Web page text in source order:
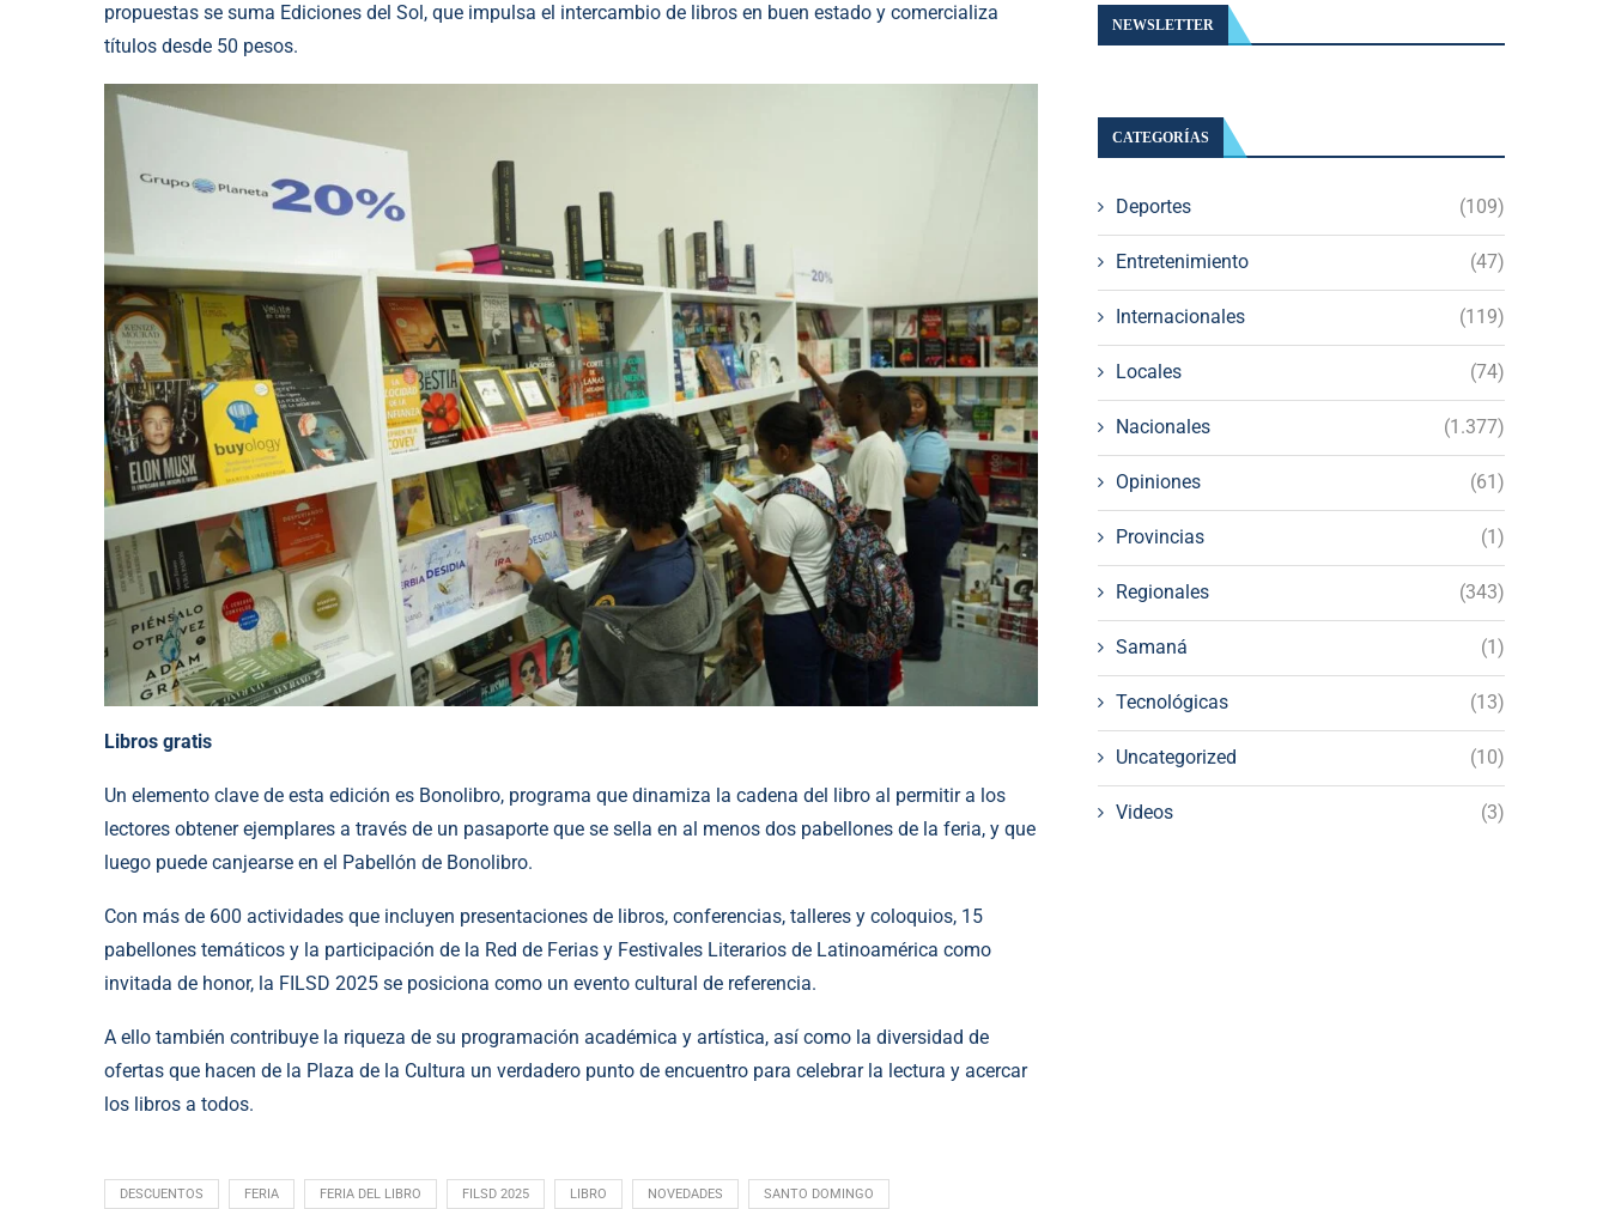
propuestas se suma Ediciones del Sol, que impulsa el intercambio de libros en buen estado y comercializa
títulos desde 50 pesos.
Libros gratis
Un elemento clave de esta edición es Bonolibro, programa que dinamiza la cadena del libro al permitir a los
lectores obtener ejemplares a través de un pasaporte que se sella en al menos dos pabellones de la feria, y que
luego puede canjearse en el Pabellón de Bonolibro.
Con más de 600 actividades que incluyen presentaciones de libros, conferencias, talleres y coloquios, 15
pabellones temáticos y la participación de la Red de Ferias y Festivales Literarios de Latinoamérica como
invitada de honor, la FILSD 2025 se posiciona como un evento cultural de referencia.
A ello también contribuye la riqueza de su programación académica y artística, así como la diversidad de
ofertas que hacen de la Plaza de la Cultura un verdadero punto de encuentro para celebrar la lectura y acercar
los libros a todos.
DESCUENTOS FERIA FERIA DEL LIBRO FILSD 2025 LIBRO NOVEDADES SANTO DOMINGO
NEWSLETTER
CATEGORÍAS
Deportes (109)
Entretenimiento (47)
Internacionales (119)
Locales (74)
Nacionales (1.377)
Opiniones (61)
Provincias (1)
Regionales (343)
Samaná (1)
Tecnológicas (13)
Uncategorized (10)
Videos (3)